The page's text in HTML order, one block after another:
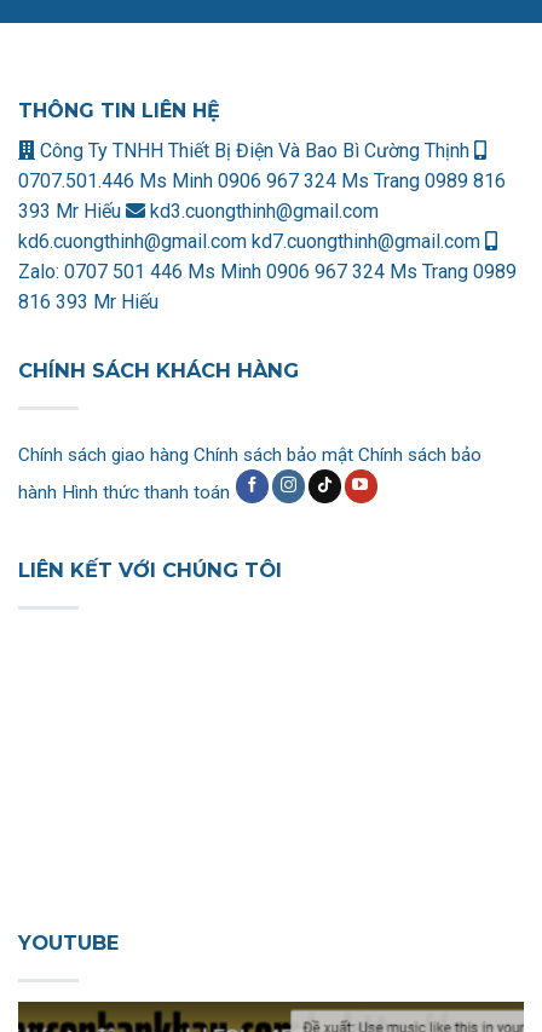
THÔNG TIN LIÊN HỆ
Công Ty TNHH Thiết Bị Điện Và Bao Bì Cường Thịnh
0707.501.446 Ms Minh 0906 967 324 Ms Trang 0989 816
393 Mr Hiếu
kd3.cuongthinh@gmail.com
kd6.cuongthinh@gmail.com kd7.cuongthinh@gmail.com
Zalo: 0707 501 446 Ms Minh 0906 967 324 Ms Trang 0989
816 393 Mr Hiếu
CHÍNH SÁCH KHÁCH HÀNG
Chính sách giao hàng Chính sách bảo mật Chính sách bảo
hành Hình thức thanh toán
LIÊN KẾT VỚI CHÚNG TÔI
YOUTUBE